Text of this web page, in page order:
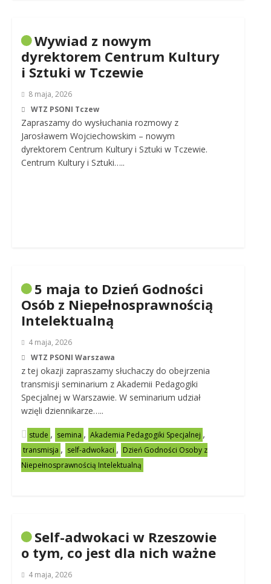
Wywiad z nowym
dyrektorem Centrum Kultury
i Sztuki w Tczewie
8 maja, 2026
WTZ PSONI Tczew
Zapraszamy do wysłuchania rozmowy z
Jarosławem Wojciechowskim – nowym
dyrektorem Centrum Kultury i Sztuki w Tczewie.
Centrum Kultury i Sztuki…..
5 maja to Dzień Godności
Osób z Niepełnosprawnością
Intelektualną
4 maja, 2026
WTZ PSONI Warszawa
z tej okazji zapraszamy słuchaczy do obejrzenia
transmisji seminarium z Akademii Pedagogiki
Specjalnej w Warszawie. W seminarium udział
wzięli dziennikarze…..
stude , semina , Akademia Pedagogiki Specjalnej ,
transmisja , self-adwokaci , Dzień Godności Osoby z
Niepełnosprawnością Intelektualną
Self-adwokaci w Rzeszowie
o tym, co jest dla nich ważne
4 maja, 2026